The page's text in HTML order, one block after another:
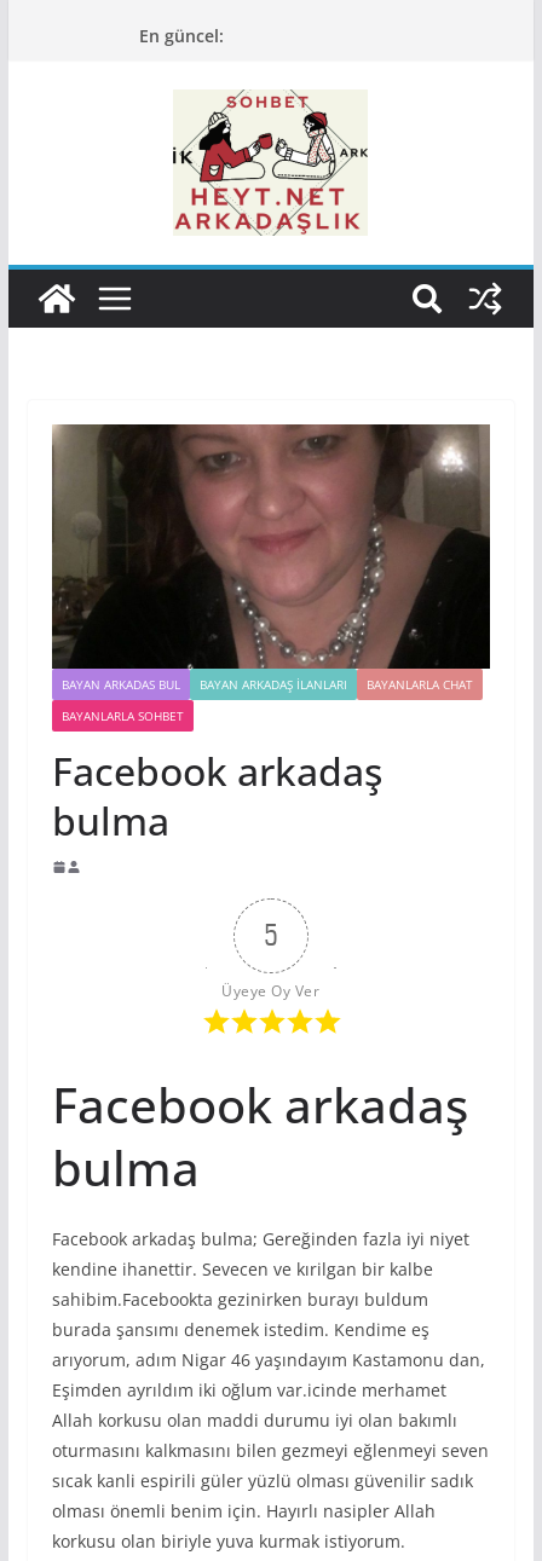
En güncel:
BAYAN ARKADAS BUL BAYAN ARKADAŞ İLANLARI
BAYANLARLA CHAT
BAYANLARLA SOHBET
Facebook arkadaş
bulma
5
Üyeye Oy Ver
Facebook arkadaş
bulma
Facebook arkadaş bulma; Gereğinden fazla iyi niyet
kendine ihanettir. Sevecen ve kırilgan bir kalbe
sahibim.Facebookta gezinirken burayı buldum
burada şansımı denemek istedim. Kendime eş
arıyorum, adım Nigar 46 yaşındayım Kastamonu dan,
Eşimden ayrıldım iki oğlum var.icinde merhamet
Allah korkusu olan maddi durumu iyi olan bakımlı
oturmasını kalkmasını bilen gezmeyi eğlenmeyi seven
sıcak kanli espirili güler yüzlü olması güvenilir sadık
olması önemli benim için. Hayırlı nasipler Allah
korkusu olan biriyle yuva kurmak istiyorum.